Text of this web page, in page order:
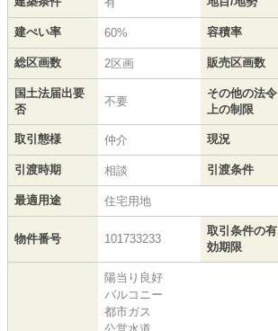
建ぺい率 60% 容積率
総区画数 2区画 販売区画数
国土法届出要
否
不要
その他の法令
上の制限
取引態様 仲介 現況
引渡時期 相談 引渡条件
最適用途 住宅用地
物件番号 101733233
取引条件の有
効期限
陽当り良好
バルコニー
都市ガス